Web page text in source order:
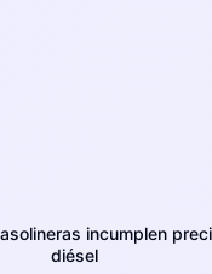
incumplen
diésel